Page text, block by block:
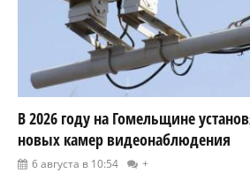
В 2026 году на Гомельщине
новых камер видеонаблюдения
6 августа в 10:54 +